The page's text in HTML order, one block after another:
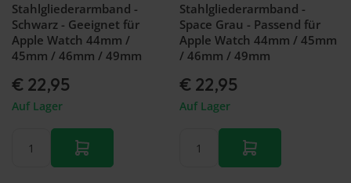
Stahlgliederarmband -
Schwarz - Geeignet für
Apple Watch 44mm /
45mm / 46mm / 49mm
€ 22,95
Auf Lager
Stahlgliederarmband -
Space Grau - Passend für
Apple Watch 44mm / 45mm
/ 46mm / 49mm
€ 22,95
Auf Lager